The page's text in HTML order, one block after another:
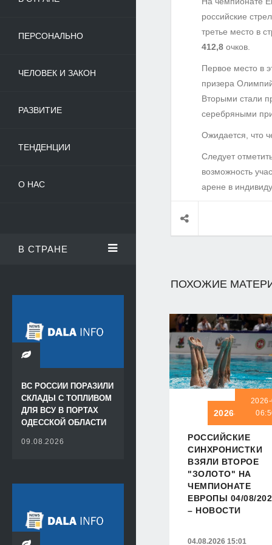
ПЕРСОНАЛЬНО
ЧЕЛОВЕК И ЗАКОН
РАЗВИТИЕ
ТЕНДЕНЦИИ
О НАС
В СТРАНЕ
ВС РОССИИ ПОРАЗИЛИ
СКЛАДЫ С ТОПЛИВОМ
ДЛЯ ВСУ В ПОРТАХ
ОДЕССКОЙ ОБЛАСТИ
09.08.2026
российские
третье место в
412,8 очков.
Первое место в
призера
Вторыми стали
серебряными
Ожидается, что
Следует
возможность
арене в
ПОХОЖИЕ
РОССИЙСКИЕ
СИНХРОНИСТКИ
ВЗЯЛИ ВТОРОЕ
"ЗОЛОТО" НА
ЧЕМПИОНАТЕ
ЕВРОПЫ 04/08/
– НОВОСТИ
2026-08-09
04.08.2026 15:01